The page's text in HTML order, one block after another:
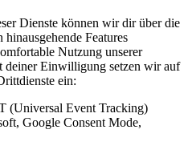
Dienste können wir dir über die
Features
Nutzung unserer
deiner Einwilligung setzen wir auf
ein:
(Universal Event Tracking)
Google Consent Mode,